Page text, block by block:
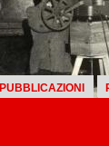
PUBBLICAZIONI